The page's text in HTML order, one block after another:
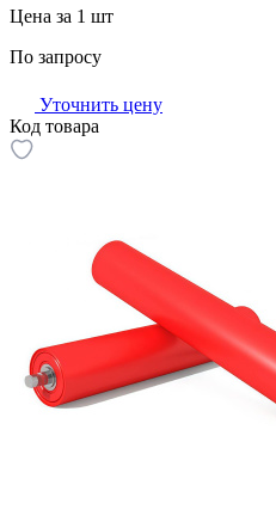
Цена за 1 шт
По запросу
Уточнить цену
Код товара